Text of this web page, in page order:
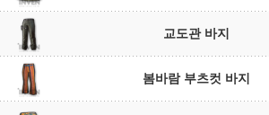
교도관 바지
봄바람 부츠컷 바지